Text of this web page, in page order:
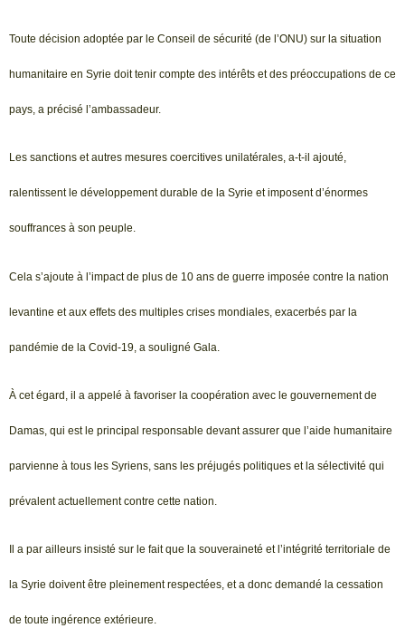
Toute décision adoptée par le Conseil de sécurité (de l’ONU) sur la situation
humanitaire en Syrie doit tenir compte des intérêts et des préoccupations de ce
pays, a précisé l’ambassadeur.
Les sanctions et autres mesures coercitives unilatérales, a-t-il ajouté,
ralentissent le développement durable de la Syrie et imposent d’énormes
souffrances à son peuple.
Cela s’ajoute à l’impact de plus de 10 ans de guerre imposée contre la nation
levantine et aux effets des multiples crises mondiales, exacerbés par la
pandémie de la Covid-19, a souligné Gala.
À cet égard, il a appelé à favoriser la coopération avec le gouvernement de
Damas, qui est le principal responsable devant assurer que l’aide humanitaire
parvienne à tous les Syriens, sans les préjugés politiques et la sélectivité qui
prévalent actuellement contre cette nation.
Il a par ailleurs insisté sur le fait que la souveraineté et l’intégrité territoriale de
la Syrie doivent être pleinement respectées, et a donc demandé la cessation
de toute ingérence extérieure.